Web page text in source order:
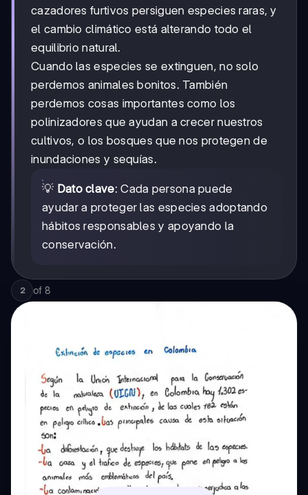
cazadores furtivos persiguen especies raras, y
el cambio climático está alterando todo el
equilibrio natural.
Cuando las especies se extinguen, no solo
perdemos animales bonitos. También
perdemos cosas importantes como los
polinizadores que ayudan a crecer nuestros
cultivos, o los bosques que nos protegen de
inundaciones y sequías.
💡 Dato clave: Cada persona puede
ayudar a proteger las especies adoptando
hábitos responsables y apoyando la
conservación.
2 of 8